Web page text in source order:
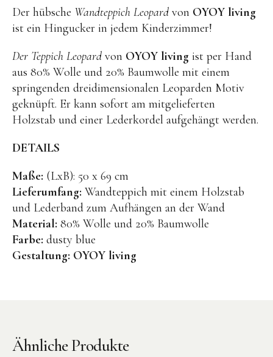
activity boards
lotes toys
Konges Sløjd
KUMI MOOD Spielkunst
BENA | Holzbausteine
Min Min Copenhagen
Orange toys
just dutch Kuscheltiere
HAPE Spielzeug
OYOY living Spielzeug
Kraul Spielzeug
Geschenke zur Geburt
Der hübsche Wandteppich Leopard von OYOY living
ist ein Hingucker in jedem Kinderzimmer!
Der Teppich Leopard von OYOY living ist per Hand
aus 80% Wolle und 20% Baumwolle mit einem
springenden dreidimensionalen Leoparden Motiv
geknüpft. Er kann sofort am mitgelieferten
Holzstab und einer Lederkordel aufgehängt werden.
DETAILS
Maße: (LxB): 50 x 69 cm
Lieferumfang: Wandteppich mit einem Holzstab
und Lederband zum Aufhängen an der Wand
Material: 80% Wolle und 20% Baumwolle
Farbe: dusty blue
Gestaltung: OYOY living
Ähnliche Produkte